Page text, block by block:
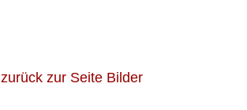
zurück zur Seite Bilder